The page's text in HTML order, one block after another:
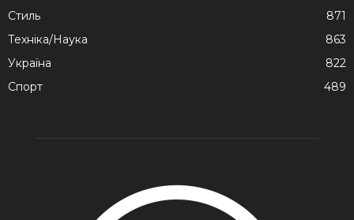
Стиль
871
Техніка/Наука
863
Україна
822
Спорт
489